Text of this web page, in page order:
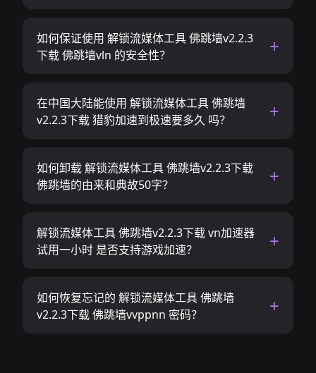
如何保证使用 解锁流媒体工具 佛跳墙v2.2.3
下载 佛跳墙vln 的安全性？
在中国大陆能使用 解锁流媒体工具 佛跳墙
v2.2.3下载 猎豹加速到极速要多久 吗？
如何卸载 解锁流媒体工具 佛跳墙v2.2.3下载
佛跳墙的由来和典故50字？
解锁流媒体工具 佛跳墙v2.2.3下载 vn加速器
试用一小时 是否支持游戏加速？
如何恢复忘记的 解锁流媒体工具 佛跳墙
v2.2.3下载 佛跳墙vvppnn 密码？